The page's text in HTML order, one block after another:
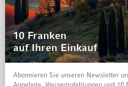
10 Franken
auf Ihren Einkauf
Abonnieren Sie unseren Newsletter